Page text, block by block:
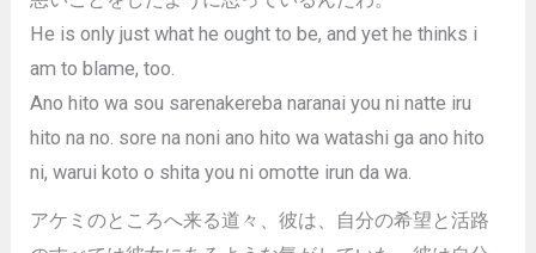
He is only just what he ought to be, and yet he thinks i
am to blame, too.
Ano hito wa sou sarenakereba naranai you ni natte iru
hito na no. sore na noni ano hito wa watashi ga ano hito
ni, warui koto o shita you ni omotte irun da wa.
アケミのところへ来る道々、彼は、自分の希望と活路